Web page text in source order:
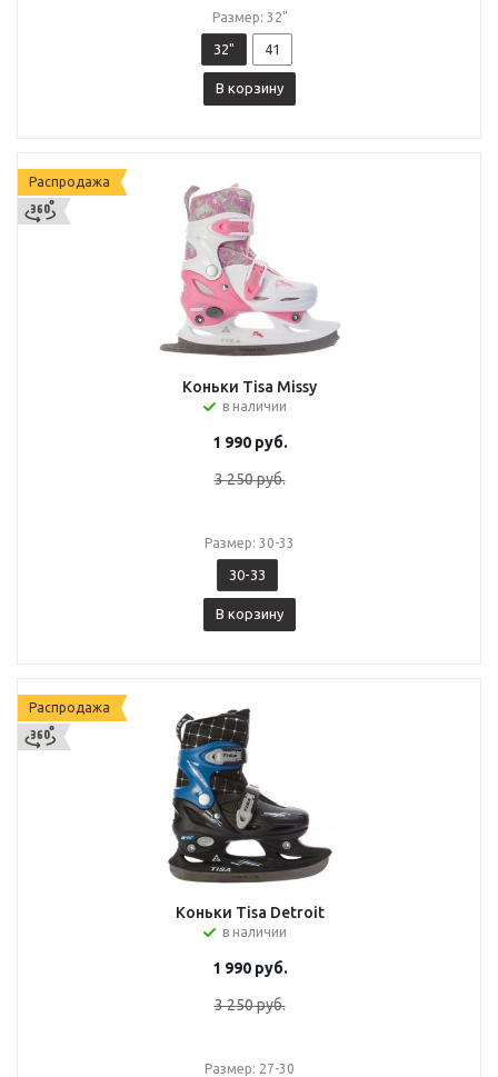
Размер: 32"
32" 41
В корзину
Распродажа
Коньки Tisa Missy
в наличии
1 990руб.
3 250руб.
Размер: 30-33
30-33
В корзину
Распродажа
Коньки Tisa Detroit
в наличии
1 990руб.
3 250руб.
Размер: 27-30